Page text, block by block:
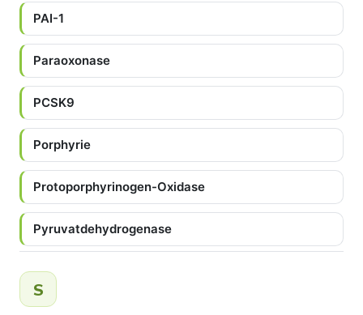
PAI-1
Paraoxonase
PCSK9
Porphyrie
Protoporphyrinogen-Oxidase
Pyruvatdehydrogenase
S